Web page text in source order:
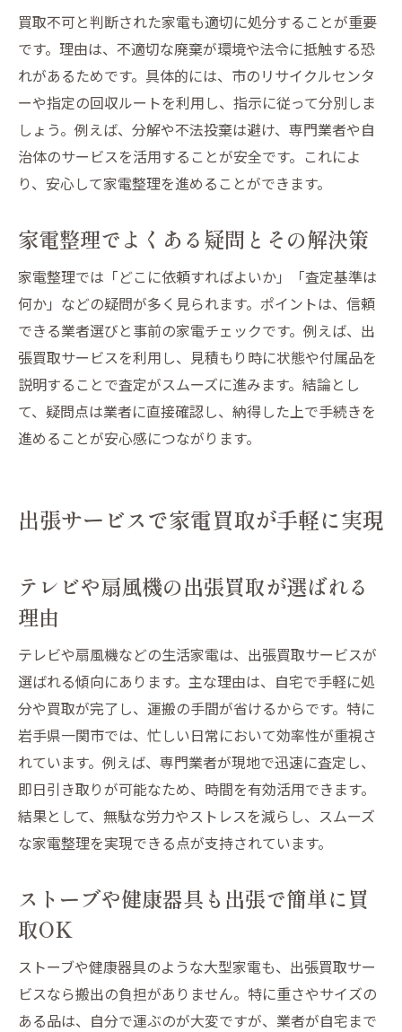
買取不可と判断された家電も適切に処分することが重要
です。理由は、不適切な廃棄が環境や法令に抵触する恐
れがあるためです。具体的には、市のリサイクルセンタ
ーや指定の回収ルートを利用し、指示に従って分別しま
しょう。例えば、分解や不法投棄は避け、専門業者や自
治体のサービスを活用することが安全です。これによ
り、安心して家電整理を進めることができます。
家電整理でよくある疑問とその解決策
家電整理では「どこに依頼すればよいか」「査定基準は
何か」などの疑問が多く見られます。ポイントは、信頼
できる業者選びと事前の家電チェックです。例えば、出
張買取サービスを利用し、見積もり時に状態や付属品を
説明することで査定がスムーズに進みます。結論とし
て、疑問点は業者に直接確認し、納得した上で手続きを
進めることが安心感につながります。
出張サービスで家電買取が手軽に実現
テレビや扇風機の出張買取が選ばれる
理由
テレビや扇風機などの生活家電は、出張買取サービスが
選ばれる傾向にあります。主な理由は、自宅で手軽に処
分や買取が完了し、運搬の手間が省けるからです。特に
岩手県一関市では、忙しい日常において効率性が重視さ
れています。例えば、専門業者が現地で迅速に査定し、
即日引き取りが可能なため、時間を有効活用できます。
結果として、無駄な労力やストレスを減らし、スムーズ
な家電整理を実現できる点が支持されています。
ストーブや健康器具も出張で簡単に買
取OK
ストーブや健康器具のような大型家電も、出張買取サー
ビスなら搬出の負担がありません。特に重さやサイズの
ある品は、自分で運ぶのが大変ですが、業者が自宅まで